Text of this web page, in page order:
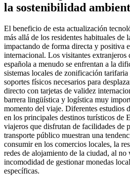
la sostenibilidad
El beneficio de esta actualización
más allá de los residentes habituales
impactando de forma directa y positiva
internacional. Los visitantes extranjeros
española a menudo se enfrentan a la
sistemas locales de zonificación
soportes físicos necesarios para
directo con tarjetas de validez
barrera lingüística y logística muy
momento del viaje. Diferentes estudios
en los principales destinos turísticos de
viajeros que disfrutan de facilidades de
transporte público muestran una
consumir en los comercios locales, la
redes de alojamiento de la ciudad, al no
incomodidad de gestionar monedas
específicas.